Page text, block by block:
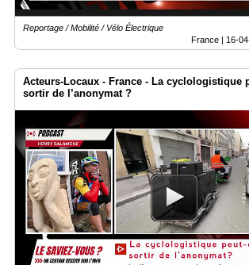
Reportage / Mobilité / Vélo Électrique
France | 16-
Acteurs-Locaux - France - La cyclologistique
sortir de l’anonymat ?